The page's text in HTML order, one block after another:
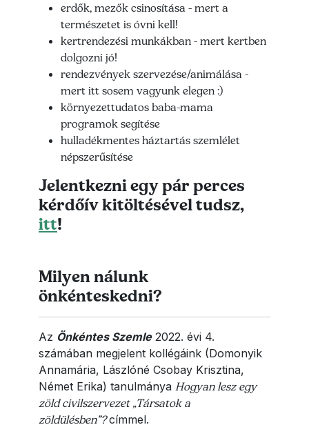
erdők, mezők csinosítása - mert a
természetet is óvni kell!
kertrendezési munkákban - mert kertben
dolgozni jó!
rendezvények szervezése/animálása -
mert itt sosem vagyunk elegen :)
környezettudatos baba-mama
programok segítése
hulladékmentes háztartás szemlélet
népszerűsítése
Jelentkezni egy pár perces
kérdőív kitöltésével tudsz,
itt!
Milyen nálunk
önkénteskedni?
Az Önkéntes Szemle2022. évi 4.
számában megjelent kollégáink (Domonyik
Annamária, Lászlóné Csobay Krisztina,
Német Erika) tanulmánya Hogyan lesz egy
zöld civilszervezet „Társatok a
zöldülésben”?címmel.